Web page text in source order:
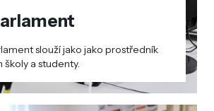
slouží jako jako prostředník
a studenty.